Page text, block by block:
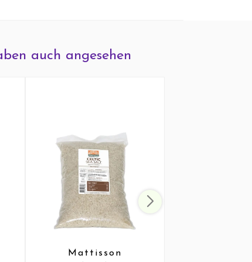
auch angesehen
Mattisson